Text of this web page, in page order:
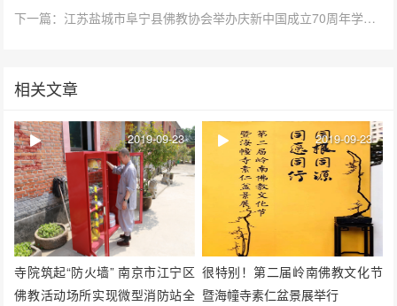
下一篇：江苏盐城市阜宁县佛教协会举办庆新中国成立70周年学习会议
相关文章
寺院筑起“防火墙” 南京市江宁区
佛教活动场所实现微型消防站全
2019-09-23
很特别！第二届岭南佛教文化节
暨海幢寺素仁盆景展举行
2019-09-23